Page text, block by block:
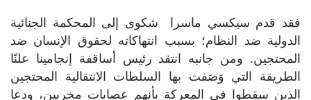
فقد قدم سيكسي ماسرا شكوى إلى المحكمة الجنائية
الدولية ضد النظام؛ بسبب انتهاكاته لحقوق الإنسان ضد
المحتجين. ومن جانبه انتقد رئيس أساقفة إنجامينا علنًا
الطريقة التي وَصَفت بها السلطات الانتقالية المحتجين
الذين سقطوا في المعركة بأنهم عصابات مخربين، ودعا